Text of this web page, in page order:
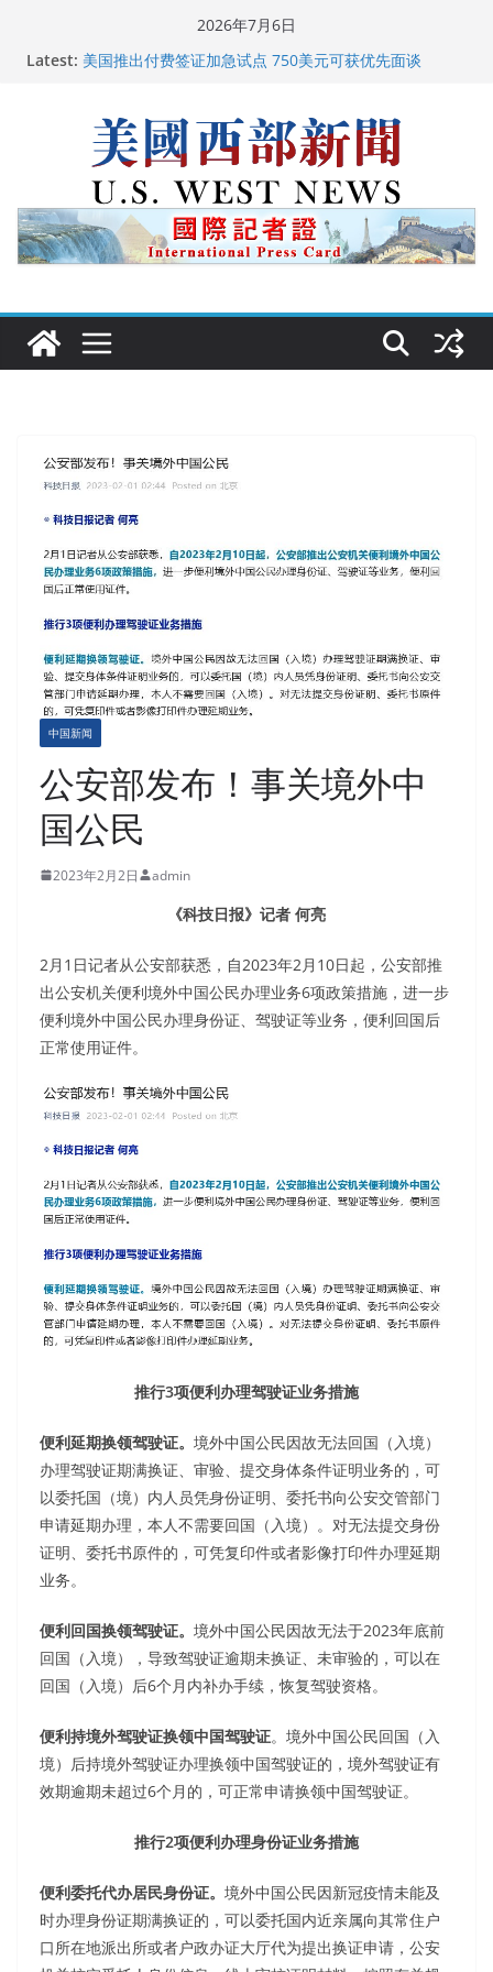
2026年7月6日
Latest: 美国推出付费签证加急试点 750美元可获优先面谈
美国最高法院维持“出生公民权” : 出生在美国就是美国
人！
中国驻美国大使谢锋邀请美国老教师罗纳德·萨科尔斯基
再次访华
广州市沉香协会会长周天明：让沉香有序走向世界
中国新闻
公安部发布！事关境外中
国公民
2023年2月2日 admin
《科技日报》记者 何亮
2月1日记者从公安部获悉，自2023年2月10日起，公安部推
出公安机关便利境外中国公民办理业务6项政策措施，进一步
便利境外中国公民办理身份证、驾驶证等业务，便利回国后
正常使用证件。
推行3项便利办理驾驶证业务措施
便利延期换领驾驶证。 境外中国公民因故无法回国（入境）
办理驾驶证期满换证、审验、提交身体条件证明业务的，可
以委托国（境）内人员凭身份证明、委托书向公安交管部门
申请延期办理，本人不需要回国（入境）。对无法提交身份
证明、委托书原件的，可凭复印件或者影像打印件办理延期
业务。
便利回国换领驾驶证。 境外中国公民因故无法于2023年底前
回国（入境），导致驾驶证逾期未换证、未审验的，可以在
回国（入境）后6个月内补办手续，恢复驾驶资格。
便利持境外驾驶证换领中国驾驶证。境外中国公民回国（入
境）后持境外驾驶证办理换领中国驾驶证的，境外驾驶证有
效期逾期未超过6个月的，可正常申请换领中国驾驶证。
推行2项便利办理身份证业务措施
便利委托代办居民身份证。 境外中国公民因新冠疫情未能及
时办理身份证期满换证的，可以委托国内近亲属向其常住户
口所在地派出所或者户政办证大厅代为提出换证申请，公安